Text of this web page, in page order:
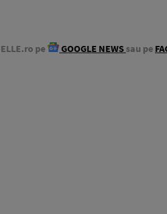
pe GOOGLE NEWS sau pe